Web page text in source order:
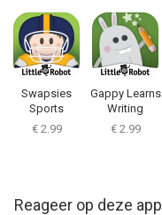
Swapsies
Sports
€ 2.99
Gappy Learns
Writing
€ 2.99
Reageer op deze app